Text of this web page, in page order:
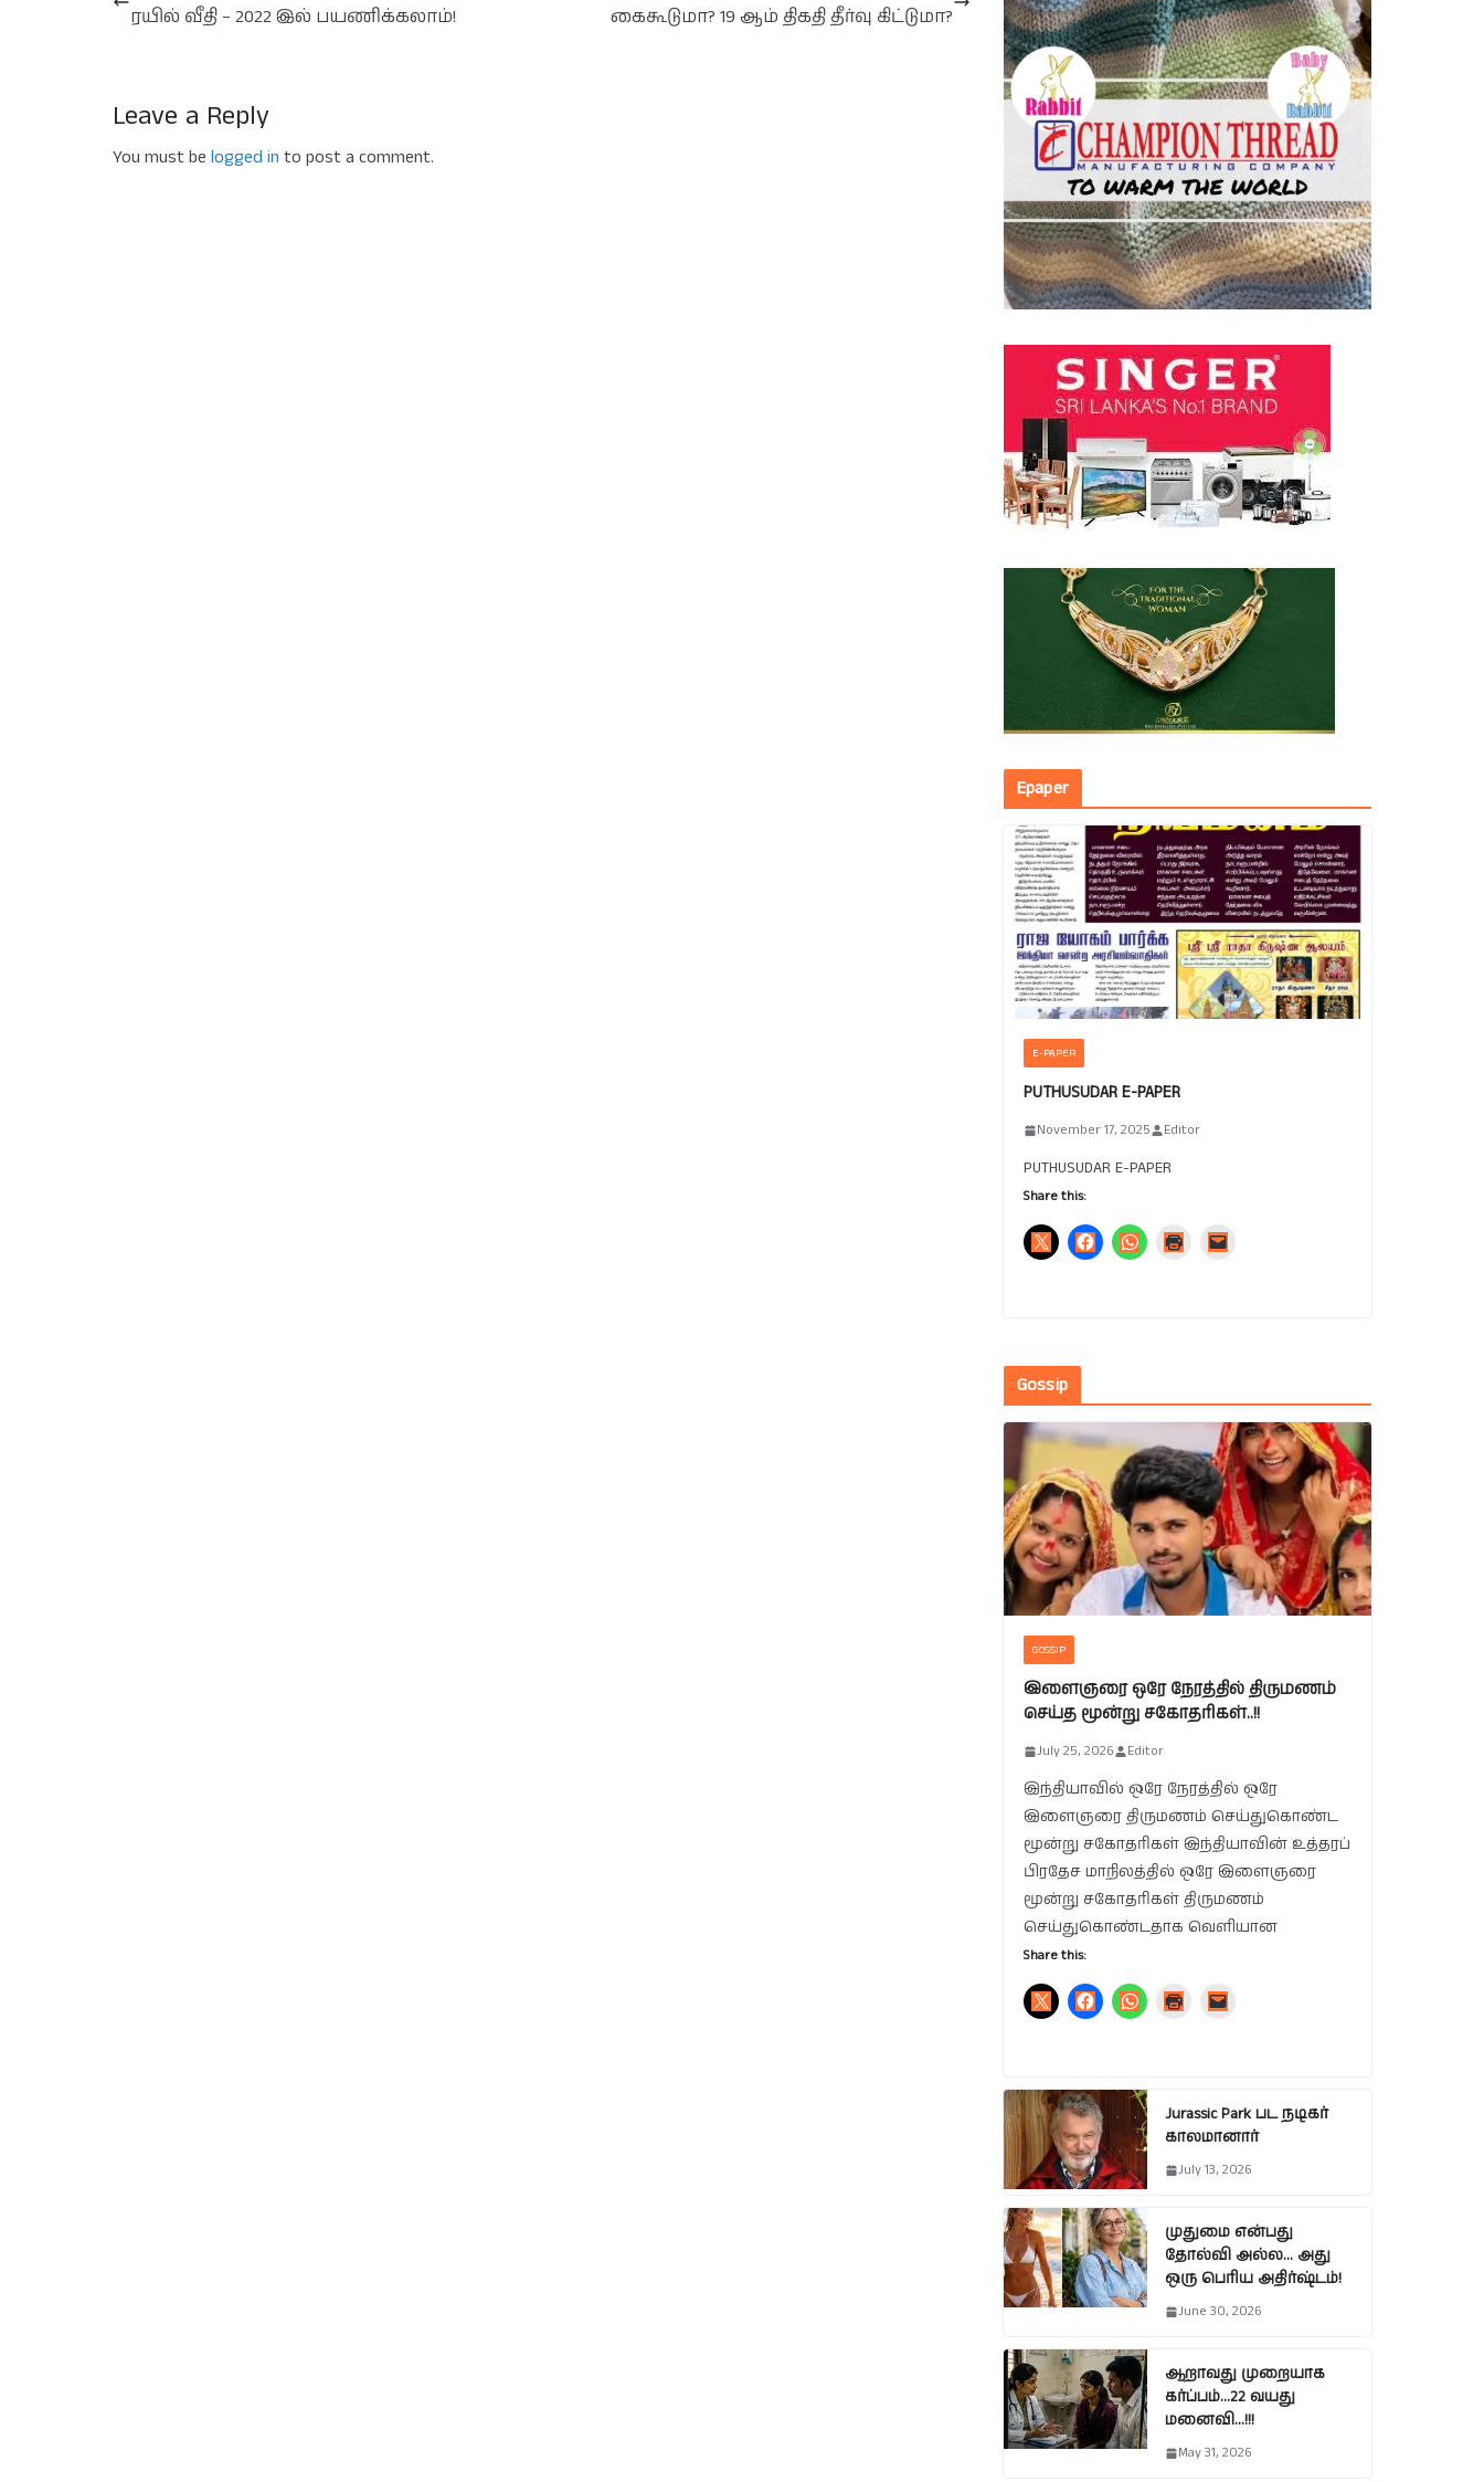
ரயில் வீதி – 2022 இல் பயணிக்கலாம்!
கைகூடுமா? 19 ஆம் திகதி தீர்வு கிட்டுமா?
Leave a Reply
You must be logged in to post a comment.
Epaper
E-PAPER
PUTHUSUDAR E-PAPER
November 17, 2025 Editor
PUTHUSUDAR E-PAPER
Share this:
Gossip
GOSSIP
இளைஞரை ஒரே நேரத்தில் திருமணம்
செய்த மூன்று சகோதரிகள்..!!
July 25, 2026 Editor
இந்தியாவில் ஒரே நேரத்தில் ஒரே
இளைஞரை திருமணம் செய்துகொண்ட
மூன்று சகோதரிகள் இந்தியாவின் உத்தரப்
பிரதேச மாநிலத்தில் ஒரே இளைஞரை
மூன்று சகோதரிகள் திருமணம்
செய்துகொண்டதாக வெளியான
Share this:
Jurassic Park பட நடிகர்
காலமானார்
July 13, 2026
முதுமை என்பது
தோல்வி அல்ல… அது
ஒரு பெரிய அதிர்ஷ்டம்!
June 30, 2026
ஆறாவது முறையாக
கர்ப்பம்…22 வயது
மனைவி…!!!
May 31, 2026